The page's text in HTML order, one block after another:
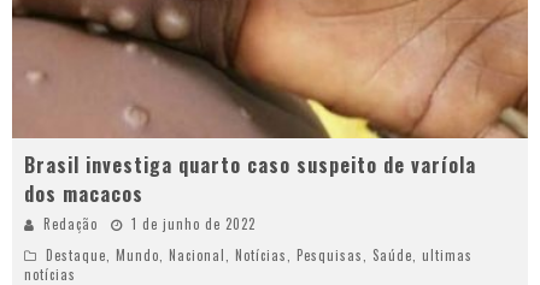
Brasil investiga quarto caso suspeito de varíola
dos macacos
Redação
1 de junho de 2022
Destaque Mundo Nacional Notícias Pesquisas Saúde ultimas
notícias